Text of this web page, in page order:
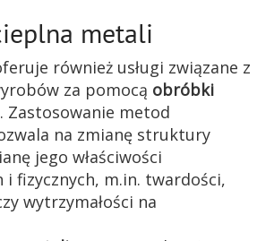
metali
również usługi związane z
za pomocą obróbki
. Zastosowanie metod
na zmianę struktury
jego właściwości
i fizycznych, m.in. twardości,
wytrzymałości na